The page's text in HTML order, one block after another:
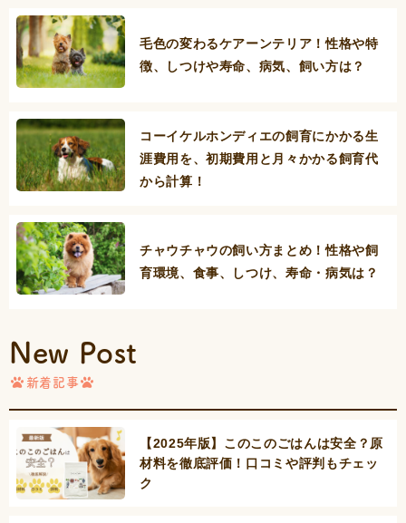
毛色の変わるケアーンテリア！性格や特
徴、しつけや寿命、病気、飼い方は？
コーイケルホンディエの飼育にかかる生
涯費用を、初期費用と月々かかる飼育代
から計算！
チャウチャウの飼い方まとめ！性格や飼
育環境、食事、しつけ、寿命・病気は？
New Post
新着記事
【2025年版】このこのごはんは安全？原
材料を徹底評価！口コミや評判もチェッ
ク